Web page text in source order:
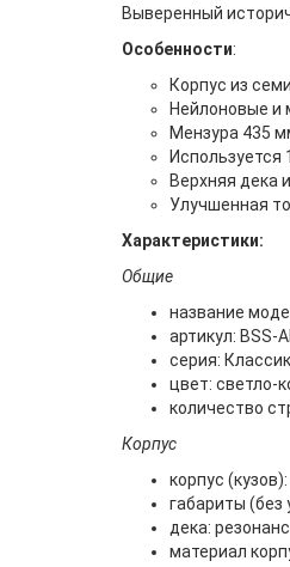
Выверенный
Особенности:
Корпус из
Нейлоновые и
Мензура 435
Верхняя
Улучшенная
Характеристики:
Общие
название
артикул: BSS-
серия: Классик
цвет: светло-
количество
Корпус
корпус
габариты (без
дека:
материал